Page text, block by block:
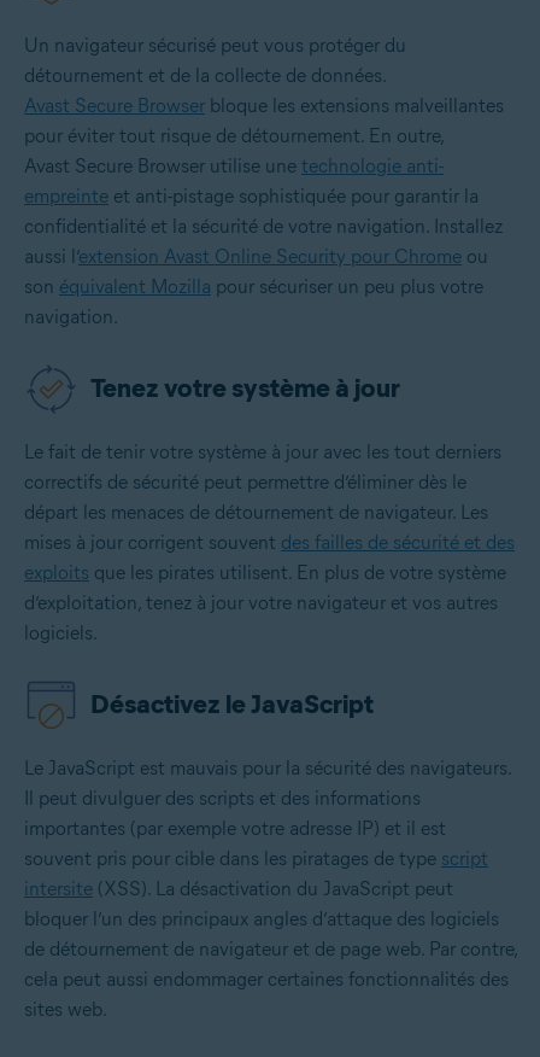
Un navigateur sécurisé peut vous protéger du
détournement et de la collecte de données.
Avast Secure Browser bloque les extensions malveillantes
pour éviter tout risque de détournement. En outre,
Avast Secure Browser utilise une technologie anti-
empreinte et anti-pistage sophistiquée pour garantir la
confidentialité et la sécurité de votre navigation. Installez
aussi l’extension Avast Online Security pour Chrome ou
son équivalent Mozilla pour sécuriser un peu plus votre
navigation.
Tenez votre système à jour
Le fait de tenir votre système à jour avec les tout derniers
correctifs de sécurité peut permettre d’éliminer dès le
départ les menaces de détournement de navigateur. Les
mises à jour corrigent souvent des failles de sécurité et des
exploits que les pirates utilisent. En plus de votre système
d’exploitation, tenez à jour votre navigateur et vos autres
logiciels.
Désactivez le JavaScript
Le JavaScript est mauvais pour la sécurité des navigateurs.
Il peut divulguer des scripts et des informations
importantes (par exemple votre adresse IP) et il est
souvent pris pour cible dans les piratages de type script
intersite (XSS). La désactivation du JavaScript peut
bloquer l’un des principaux angles d’attaque des logiciels
de détournement de navigateur et de page web. Par contre,
cela peut aussi endommager certaines fonctionnalités des
sites web.